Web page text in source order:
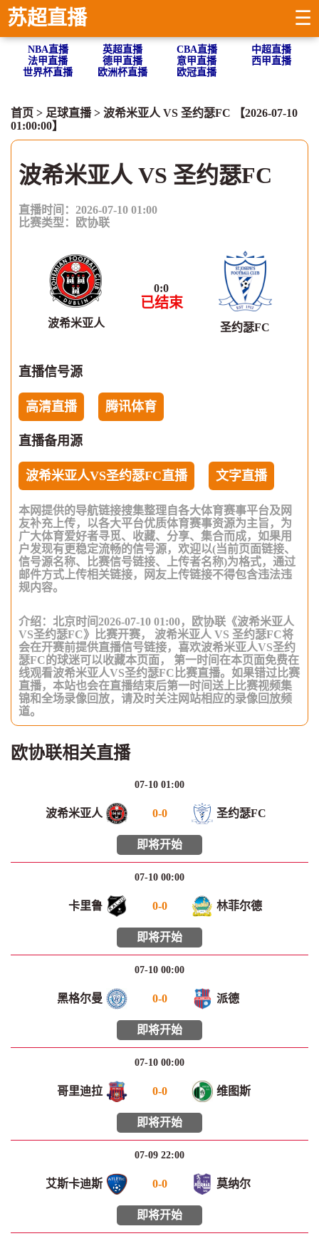
苏超直播 ☰
NBA直播 英超直播 CBA直播
中超直播
法甲直播
德甲直播 意甲直播
西甲直播
世界杯直播
欧洲杯直播 欧冠直播
首页 > 足球直播> 波希米亚人 VS 圣约瑟FC 【2026-07-10
01:00:00】
波希米亚人 VS 圣约瑟FC
直播时间：2026-07-10 01:00
比赛类型：
欧协联
波希米亚人
0:0
已结束
圣约瑟FC
直播信号源
高清直播 腾讯体育
直播备用源
波希米亚人VS圣约瑟FC直播 文字直播
本网提供的导航链接搜集整理自各大体育赛事平台及网
友补充上传，以各大平台优质体育赛事资源为主旨，为
广大体育爱好者寻觅、收藏、分享、集合而成，如果用
户发现有更稳定流畅的信号源，欢迎以(当前页面链接、
信号源名称、比赛信号链接、上传者名称)为格式，通过
邮件方式上传相关链接，网友上传链接不得包含违法违
规内容。
介绍：北京时间2026-07-10 01:00，欧协联《波希米亚人
VS圣约瑟FC》比赛开赛， 波希米亚人 VS 圣约瑟FC将
会在开赛前提供直播信号链接，喜欢波希米亚人VS圣约
瑟FC的球迷可以收藏本页面， 第一时间在本页面免费在
线观看波希米亚人VS圣约瑟FC比赛直播。如果错过比赛
直播，本站也会在直播结束后第一时间送上比赛视频集
锦和全场录像回放，请及时关注网站相应的录像回放频
道。
欧协联相关直播
07-10 01:00
波希米亚人 0-0 圣约瑟FC
即将开始
07-10 00:00
卡里鲁 0-0 林菲尔德
即将开始
07-10 00:00
黑格尔曼 0-0 派德
即将开始
07-10 00:00
哥里迪拉 0-0 维图斯
即将开始
07-09 22:00
艾斯卡迪斯 0-0 莫纳尔
即将开始